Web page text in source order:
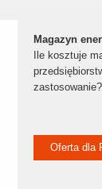
Magazyn
Ile kosztuje
Oferta dla